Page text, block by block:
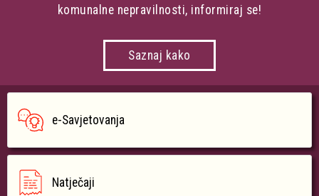
komunalne nepravilnosti, informiraj se!
Saznaj kako
e-Savjetovanja
Natječaji